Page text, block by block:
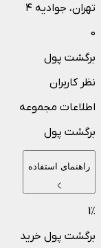
تهران، جوادیه ۴
0
برگشت پول
نظر کاربران
اطلاعات مجموعه
برگشت پول
راهنمای استفاده
1٪
برگشت پول خرید